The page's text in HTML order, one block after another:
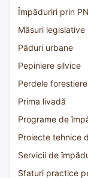
Împăduriri prin
Măsuri
Păduri urbane
Pepiniere silvice
Perdele forestiere
Prima livadă
Programe de
Proiecte tehnice
Servicii de
Sfaturi practice